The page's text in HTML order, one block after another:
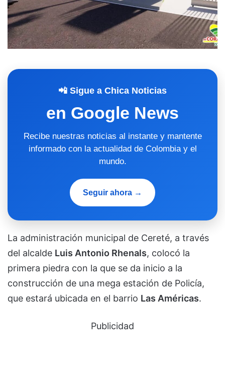
📲 Sigue a Chica Noticias
en Google News
Recibe nuestras noticias al instante y mantente
informado con la actualidad de Colombia y el
mundo.
Seguir ahora →
La administración municipal de Cereté, a través
del alcalde Luis Antonio Rhenals, colocó la
primera piedra con la que se da inicio a la
construcción de una mega estación de Policía,
que estará ubicada en el barrio Las Américas.
Publicidad